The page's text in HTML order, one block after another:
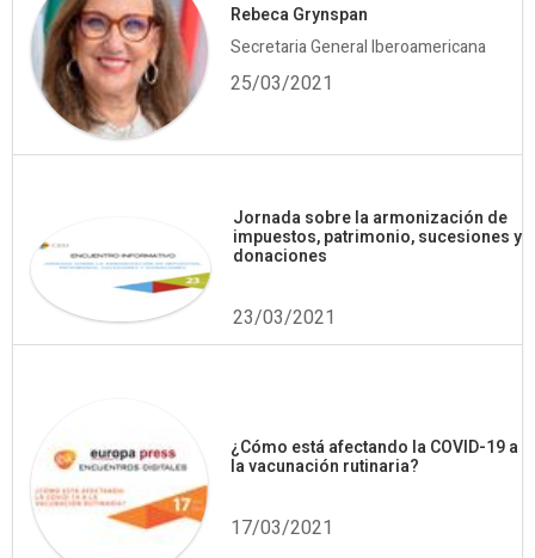
Rebeca Grynspan
Secretaria General Iberoamericana
25/03/2021
Jornada sobre la armonización de
impuestos, patrimonio, sucesiones y
donaciones
23/03/2021
¿Cómo está afectando la COVID-19 a
la vacunación rutinaria?
17/03/2021